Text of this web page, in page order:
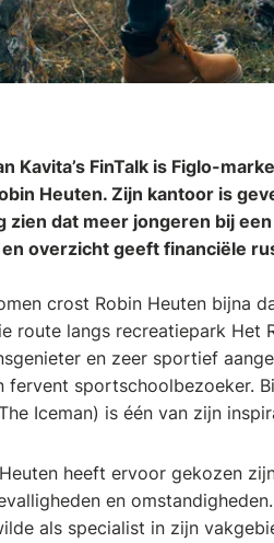
Kavita’s FinTalk is Figlo-
Heuten. Zijn kantoor is
zien dat meer jongeren bij
overzicht geeft financiële
crost Robin Heuten bijna
route langs recreatiepark
en zeer sportief
sportschoolbezoeker.
Iceman) is één van zijn
heeft ervoor gekozen
en
als specialist in zijn